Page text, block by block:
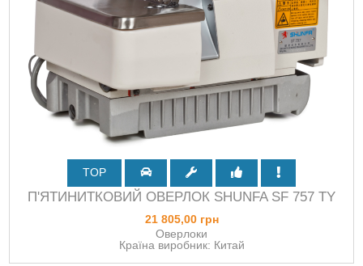
TOP
П'ЯТИНИТКОВИЙ ОВЕРЛОК SHUNFA SF 757 TY
21 805,00 грн
Оверлоки
Країна виробник: Китай